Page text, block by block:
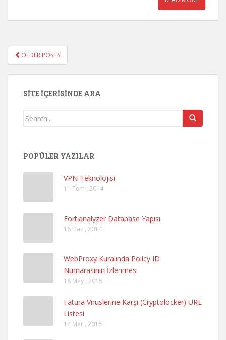
POSTS NAVIGATION
OLDER POSTS
SITE İÇERISINDE ARA
POPÜLER YAZILAR
VPN Teknolojisi
11 Tem , 2014
Fortianalyzer Database Yapısı
16 Haz , 2014
WebProxy Kuralında Policy ID
Numarasının İzlenmesi
18 May , 2015
Fatura Viruslerine Karşı (Cryptolocker) URL
Listesi
14 Mar , 2015